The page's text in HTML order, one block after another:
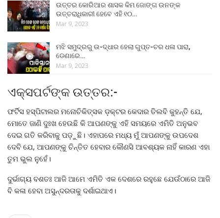
ଉତ୍ତର କୋରିଆର ଶାସକ କିମ ଜୋଙ୍ଗ ଉନଙ୍କ
ଉତ୍ତରାଧିକାରୀ ହେବେ ଏହି ୧୦…
Mar 9, 2023
ମଝି ସମୁଦ୍ରରୁ ଉ-ଦ୍ଧାର ହେଲା ଗୁପ୍ତ-ଚର ଧଳା ପାରା,
ଡେଣାରେ…
Mar 9, 2023
ଏକ୍ସପର୍ଟଙ୍କ ଉତ୍ତର:-
ଫର୍ଟିସ ହସ୍ପିଟାଲର ମନୋଚିକିତ୍ସକ ଡ଼କ୍ଟର କେଦାର ତିଲବି କୁହନ୍ତି ଯେ,
ମୋତେ ଜାଣି ଦୁଃଖ ହେଉଛି କି ଆପଣଙ୍କୁ ଏହି ସମୟରେ ଏମିତି ଅନୁଭବ
ଦେଇ ଗତି କରିବାକୁ ପଡ଼ୁଛି। ଏହାପରେ ମଧ୍ୟ ମୁଁ ଆପଣଙ୍କୁ ଉପଦେଶ
ଦେବି ଯେ, ଆପଣଙ୍କୁ ଚିନ୍ତିତ ହେବାର କୌଣସି ଆବଶ୍ୟକ ନାହିଁ କାରଣ ଏହା
ତୁମ ଭୁଲ ନୁହେଁ।
ଦୁର୍ଭାଗ୍ୟ ବଶତଃ ଆଜି ଆମେ ଏମିତି ଏକ ଦେଶରେ ରହୁଛେ ଯେଉଁଠାରେ ଆଜି
ବି କଳା ହେବା ଅସୁନ୍ଦରତାକୁ ଦର୍ଶାଇଥାଏ।